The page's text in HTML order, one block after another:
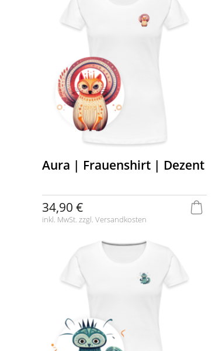
Aura | Frauenshirt | Dezent
34,90 €
inkl. MwSt. zzgl. Versandkosten